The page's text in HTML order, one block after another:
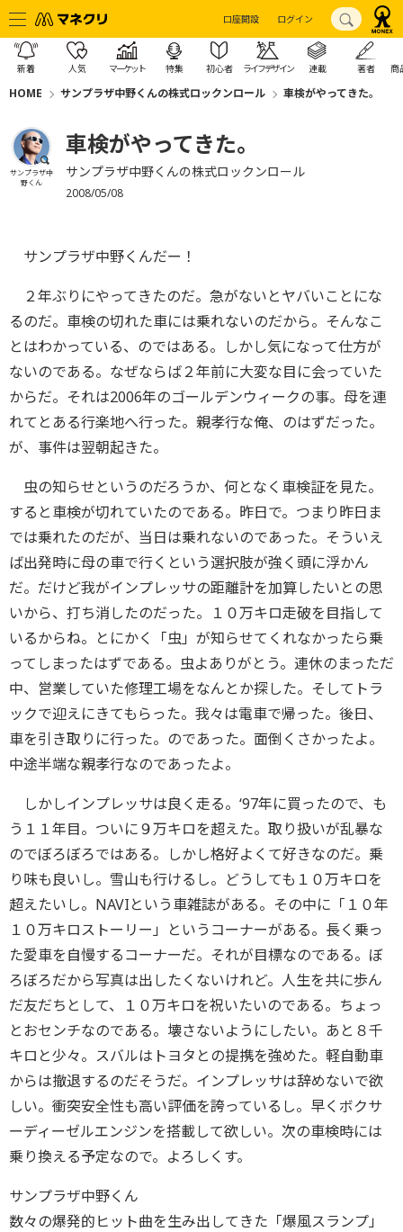
口座開設 ログイン
新着 人気 マーケット 特集 初心者 ライフデザイン 連載 著者 商
HOME サンプラザ中野くんの株式ロックンロール 車検がやってきた。
サンプラザ中
野くん
車検がやってきた。
サンプラザ中野くんの株式ロックンロール
2008/05/08
サンプラザ中野くんだー！
２年ぶりにやってきたのだ。急がないとヤバいことにな
るのだ。車検の切れた車には乗れないのだから。そんなこ
とはわかっている、のではある。しかし気になって仕方が
ないのである。なぜならば２年前に大変な目に会っていた
からだ。それは2006年のゴールデンウィークの事。母を連
れてとある行楽地へ行った。親孝行な俺、のはずだった。
が、事件は翌朝起きた。
虫の知らせというのだろうか、何となく車検証を見た。
すると車検が切れていたのである。昨日で。つまり昨日ま
では乗れたのだが、当日は乗れないのであった。そういえ
ば出発時に母の車で行くという選択肢が強く頭に浮かん
だ。だけど我がインプレッサの距離計を加算したいとの思
いから、打ち消したのだった。１０万キロ走破を目指して
いるからね。とにかく「虫」が知らせてくれなかったら乗
ってしまったはずである。虫よありがとう。連休のまっただ
中、営業していた修理工場をなんとか探した。そしてトラ
ックで迎えにきてもらった。我々は電車で帰った。後日、
車を引き取りに行った。のであった。面倒くさかったよ。
中途半端な親孝行なのであったよ。
しかしインプレッサは良く走る。‘97年に買ったので、も
う１１年目。ついに９万キロを超えた。取り扱いが乱暴な
のでぼろぼろではある。しかし格好よくて好きなのだ。乗
り味も良いし。雪山も行けるし。どうしても１０万キロを
超えたいし。NAVIという車雑誌がある。その中に「１０年
１０万キロストーリー」というコーナーがある。長く乗っ
た愛車を自慢するコーナーだ。それが目標なのである。ぼ
ろぼろだから写真は出したくないけれど。人生を共に歩ん
だ友だちとして、１０万キロを祝いたいのである。ちょっ
とおセンチなのである。壊さないようにしたい。あと８千
キロと少々。スバルはトヨタとの提携を強めた。軽自動車
からは撤退するのだそうだ。インプレッサは辞めないで欲
しい。衝突安全性も高い評価を誇っているし。早くボクサ
ーディーゼルエンジンを搭載して欲しい。次の車検時には
乗り換える予定なので。よろしくす。
サンプラザ中野くん
数々の爆発的ヒット曲を生み出してきた「爆風スランプ」